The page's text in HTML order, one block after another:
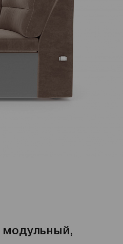
модульный,